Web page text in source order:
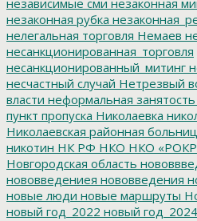
незаконная рубка
нелегальная торговля Немаев
несанкционированная_торговля
несанкционированный_митинг
несчастный случай Нетрезвый
власти неформальная занятость
пункт пропуска Николаевка
Николаевская районная
никотин НК РФ НКО НКО
Новгородская область
нововведениея нововведения
новые люди новые маршруты
новый год_2022 новый год_2024